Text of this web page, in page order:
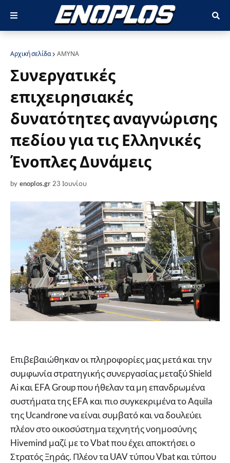
Αρχική σελίδα ΑΜΥΝΑ
Συνεργατικές
επιχειρησιακές
δυνατότητες αναγνώρισης
πεδίου για τις Ελληνικές
Ένοπλες Δυνάμεις
by enoplos.gr 23 Ιουνίου
Επιβεβαιώθηκαν οι πληροφορίες μας μετά και την
συμφωνία στρατηγικής συνεργασίας μεταξύ Shield
Ai και EFA Group που ήθελαν τα μη επανδρωμένα
συστήματα της EFA και πιο συγκεκριμένα το Aquila
της Ucandrone να είναι συμβατό και να δουλεύει
πλέον στο οικοσύστημα τεχνητής νοημοσύνης
Hivemind μαζί με το Vbat που έχει αποκτήσει ο
Στρατός Ξηράς. Πλέον τα UAV τύπου Vbat και τύπου